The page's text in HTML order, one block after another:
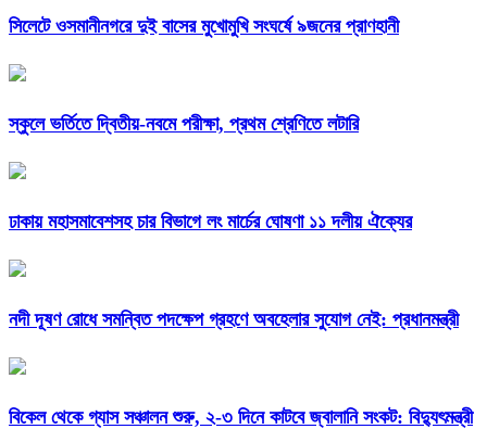
সিলেটে ওসমানীনগরে দুই বাসের মুখোমুখি সংঘর্ষে ৯জনের প্রাণহানী
স্কুলে ভর্তিতে দ্বিতীয়-নবমে পরীক্ষা, প্রথম শ্রেণিতে লটারি
ঢাকায় মহাসমাবেশসহ চার বিভাগে লং মার্চের ঘোষণা ১১ দলীয় ঐক্যের
নদী দূষণ রোধে সমন্বিত পদক্ষেপ গ্রহণে অবহেলার সুযোগ নেই: প্রধানমন্ত্রী
বিকেল থেকে গ্যাস সঞ্চালন শুরু, ২-৩ দিনে কাটবে জ্বালানি সংকট: বিদ্যুৎমন্ত্রী